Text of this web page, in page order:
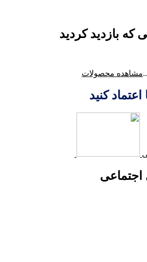
که بازدید کردید
مشاهده محصولات
اعتماد کنید
اجتماعی